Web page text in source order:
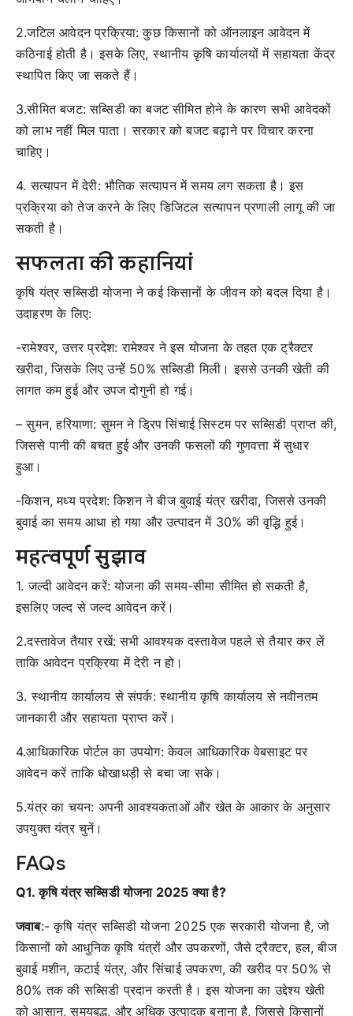
2.जटिल आवेदन प्रक्रिया: कुछ किसानों को ऑनलाइन आवेदन में
कठिनाई होती है। इसके लिए, स्थानीय कृषि कार्यालयों में सहायता केंद्र
स्थापित किए जा सकते हैं।
3.सीमित बजट: सब्सिडी का बजट सीमित होने के कारण सभी आवेदकों
को लाभ नहीं मिल पाता। सरकार को बजट बढ़ाने पर विचार करना
चाहिए।
4. सत्यापन में देरी: भौतिक सत्यापन में समय लग सकता है। इस
प्रक्रिया को तेज करने के लिए डिजिटल सत्यापन प्रणाली लागू की जा
सकती है।
सफलता की कहानियां
कृषि यंत्र सब्सिडी योजना ने कई किसानों के जीवन को बदल दिया है।
उदाहरण के लिए:
-रामेश्वर, उत्तर प्रदेश: रामेश्वर ने इस योजना के तहत एक ट्रैक्टर
खरीदा, जिसके लिए उन्हें 50% सब्सिडी मिली। इससे उनकी खेती की
लागत कम हुई और उपज दोगुनी हो गई।
– सुमन, हरियाणा: सुमन ने ड्रिप सिंचाई सिस्टम पर सब्सिडी प्राप्त की,
जिससे पानी की बचत हुई और उनकी फसलों की गुणवत्ता में सुधार
हुआ।
-किशन, मध्य प्रदेश: किशन ने बीज बुवाई यंत्र खरीदा, जिससे उनकी
बुवाई का समय आधा हो गया और उत्पादन में 30% की वृद्धि हुई।
महत्वपूर्ण सुझाव
1. जल्दी आवेदन करें: योजना की समय-सीमा सीमित हो सकती है,
इसलिए जल्द से जल्द आवेदन करें।
2.दस्तावेज तैयार रखें: सभी आवश्यक दस्तावेज पहले से तैयार कर लें
ताकि आवेदन प्रक्रिया में देरी न हो।
3. स्थानीय कार्यालय से संपर्क: स्थानीय कृषि कार्यालय से नवीनतम
जानकारी और सहायता प्राप्त करें।
4.आधिकारिक पोर्टल का उपयोग: केवल आधिकारिक वेबसाइट पर
आवेदन करें ताकि धोखाधड़ी से बचा जा सके।
5.यंत्र का चयन: अपनी आवश्यकताओं और खेत के आकार के अनुसार
उपयुक्त यंत्र चुनें।
FAQs
Q1. कृषि यंत्र सब्सिडी योजना 2025 क्या है?
जवाब:- कृषि यंत्र सब्सिडी योजना 2025 एक सरकारी योजना है, जो
किसानों को आधुनिक कृषि यंत्रों और उपकरणों, जैसे ट्रैक्टर, हल, बीज
बुवाई मशीन, कटाई यंत्र, और सिंचाई उपकरण, की खरीद पर 50% से
80% तक की सब्सिडी प्रदान करती है। इस योजना का उद्देश्य खेती
को आसान, समयबद्ध, और अधिक उत्पादक बनाना है, जिससे किसानों